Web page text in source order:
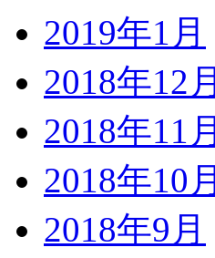
2019年1月
2018年12月
2018年11月
2018年10月
2018年9月